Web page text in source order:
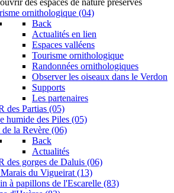
des espaces de nature préservés
ornithologique (04)
Back
Actualités en lien
Espaces valléens
Tourisme ornithologique
Randonnées ornithologiques
Observer les oiseaux dans le Verdon
Supports
Les partenaires
des Partias (05)
humide des Piles (05)
de la Revère (06)
Back
Actualités
des gorges de Daluis (06)
du Vigueirat (13)
à papillons de l'Escarelle (83)